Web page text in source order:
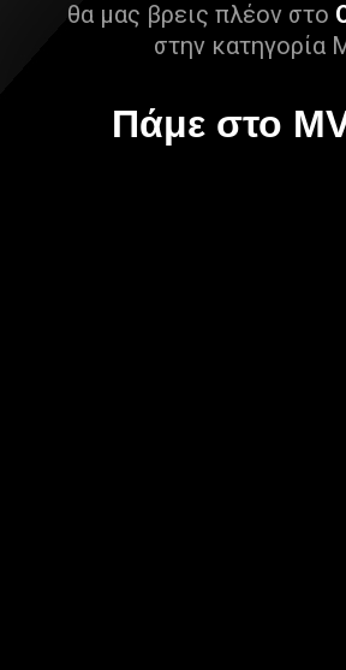
θα μας βρεις πλέον στο
στην κατηγορία
Πάμε στο